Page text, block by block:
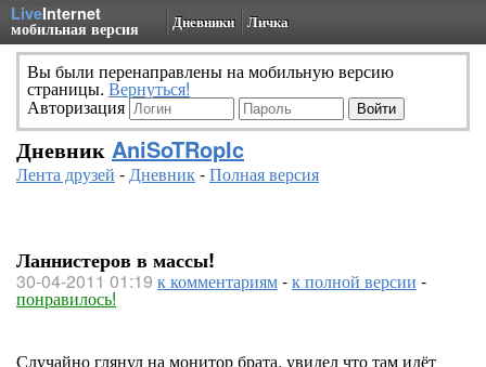
LiveInternet
мобильная версия Дневники Личка
Вы были перенаправлены на мобильную версию
страницы. Вернуться!
Авторизация
Дневник AniSoTRopIc
Лента друзей -Дневник-Полная версия
Ланнистеров в массы!
30-04-2011 01:19 к комментариям-к полной версии -
понравилось!
Случайно глянул на монитор брата, увидел что там идёт